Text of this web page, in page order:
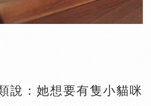
說：她想要有隻小貓咪